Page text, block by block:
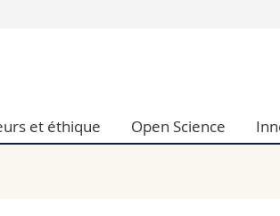
et management
Médias
Chercheurs
et éthique Open Science